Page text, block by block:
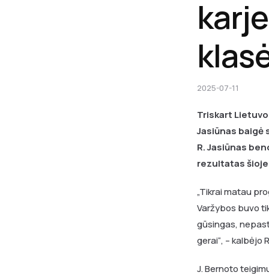
2025-07-11
Triskart
Jasiūnas baigė
R. Jasiūnas
rezultatas
„Tikrai matau
Varžybos buvo
gūsingas,
gerai“, – kalbėjo
J. Bernoto